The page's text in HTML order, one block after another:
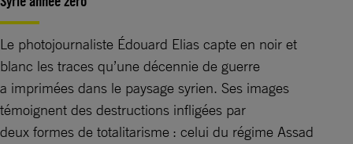
Le photojournaliste Édouard Elias capte en noir et
blanc les traces qu’une décennie de guerre
a imprimées dans le paysage syrien. Ses images
témoignent des destructions infligées par
deux formes de totalitarisme : celui du régime Assad